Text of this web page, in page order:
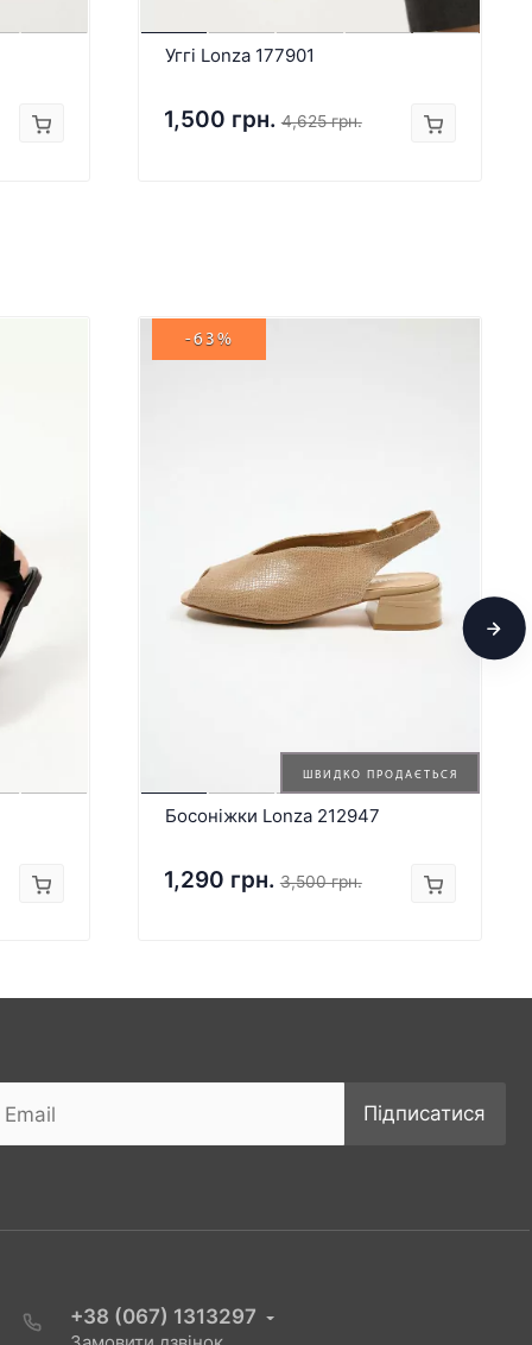
Уггі Lonza 177901
1,500 грн. 4,625 грн.
ШВИДКО ПРОДАЄТЬСЯ
-63%
Босоніжки Lonza 212947
1,290 грн. 3,500 грн.
Підписатися
+38 (067) 1313297